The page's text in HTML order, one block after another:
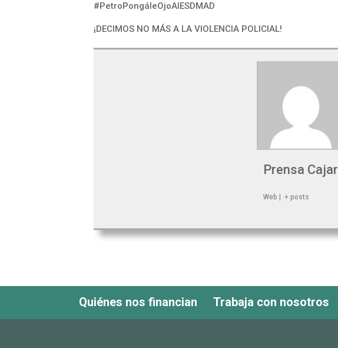
#PetroPongáleOjoAlESDMAD
¡DECIMOS NO MÁS A LA VIOLENCIA POLICIAL!
Prensa Cajar
Web + posts
Quiénes nos financian Trabaja con nosotros